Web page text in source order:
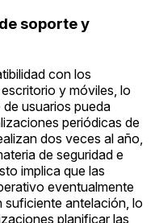
soporte y
con los
y móviles, lo
usuarios pueda
periódicas de
dos veces al año,
de seguridad e
implica que las
eventualmente
antelación, lo
planificar las